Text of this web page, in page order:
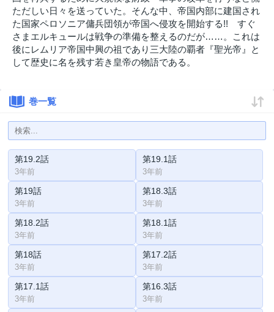
ただしい日々を送っていた。そんな中、帝国内部に建国され
た国家ペロソニア傭兵団領が帝国へ侵攻を開始する!! すぐ
さまエルキュールは戦争の準備を整えるのだが……。これは
後にレムリア帝国中興の祖であり三大陸の覇者『聖光帝』と
して歴史に名を残す若き皇帝の物語である。
巻一覧
第19.2話
3年前
第19.1話
3年前
第19話
3年前
第18.3話
3年前
第18.2話
3年前
第18.1話
3年前
第18話
3年前
第17.2話
3年前
第17.1話
3年前
第16.3話
3年前